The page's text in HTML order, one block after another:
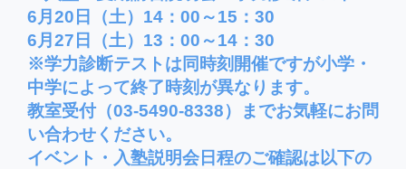
6月20日（土）14：00～15：30
6月27日（土）13：00～14：30
※学力診断テストは同時刻開催ですが小学・
中学によって終了時刻が異なります。
教室受付（03-5490-8338）までお気軽にお問
い合わせください。
イベント・入塾説明会日程のご確認は以下の